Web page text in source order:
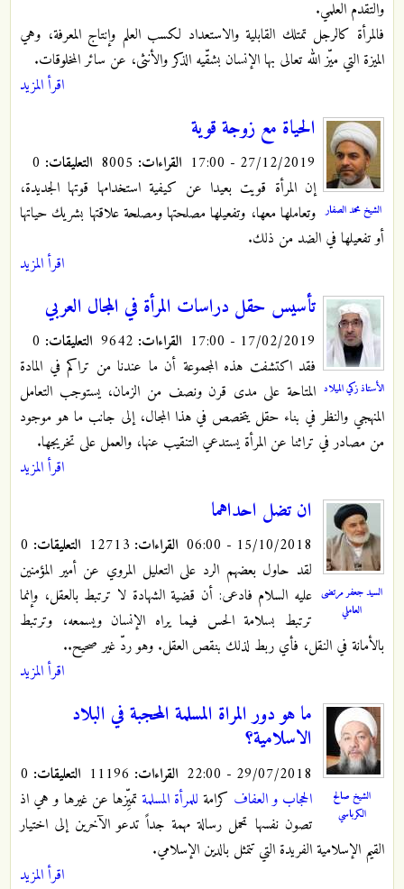
والتقدم العلمي.
فالمرأة كالرجل تمتلك القابلية والاستعداد لكسب العلم وإنتاج المعرفة، وهي
الميزة التي ميّز الله تعالى بها الإنسان بشقّيه الذكر والأنثى، عن سائر المخلوقات.
اقرأ المزيد
الشيخ محمد الصفار
الحياة مع زوجة قوية
27/12/2019 - 17:00 القراءات: التعليقات:
إن المرأة قويت بعيدا عن كيفية استخدامها قوتها الجديدة،
وتعاملها معها، وتفعيلها مصلحتها ومصلحة علاقتها بشريك حياتها
أو تفعيلها في الضد من ذلك.
اقرأ المزيد
الأستاذ زكي الميلاد
تأسيس حقل دراسات المرأة في المجال العربي
17/02/2019 - 17:00 القراءات: التعليقات:
فقد اكتشفت هذه المجموعة أن ما عندنا من تراكم في المادة
المتاحة على مدى قرن ونصف من الزمان، يستوجب التعامل
المنهجي والنظر في بناء حقل يتخصص في هذا المجال، إلى جانب ما هو موجود
من مصادر في تراثنا عن المرأة يستدعي التنقيب عنها، والعمل على تخريجها.
اقرأ المزيد
السيد جعفر مرتضى
العاملي
ان تضل احداهما
15/10/2018 - 06:00 القراءات: التعليقات:
لقد حاول بعضهم الرد على التعليل المروي عن أمير المؤمنين
عليه السلام فادعى: أن قضية الشهادة لا ترتبط بالعقل، وإنما
ترتبط بسلامة الحس فيما يراه الإنسان ويسمعه، وترتبط
بالأمانة في النقل، فأي ربط لذلك بنقص العقل. وهو ردّ غير صحيح..
اقرأ المزيد
الشيخ صالح
الكرباسي
ما هو دور المراة المسلمة المحجبة في البلاد
الاسلامية؟
29/07/2018 - 22:00 القراءات: التعليقات:
الحجاب و العفاف كرامة للمرأة المسلمةتميِّزها عن غيرها و هي اذ
تصون نفسها تحمل رسالة مهمة جداً تدعو الآخرين إلى اختيار
القيم الإسلامية الفريدة التي تتمثل بالدين الإسلامي.
اقرأ المزيد